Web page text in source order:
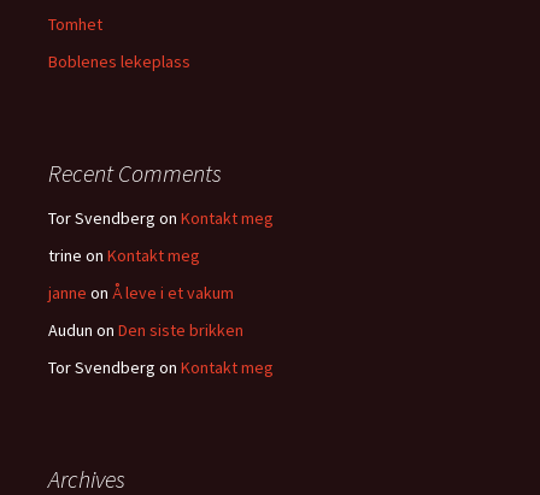
Tomhet
Boblenes lekeplass
Recent Comments
Tor Svendberg on Kontakt meg
trine on Kontakt meg
janne on Å leve i et vakum
Audun on Den siste brikken
Tor Svendberg on Kontakt meg
Archives